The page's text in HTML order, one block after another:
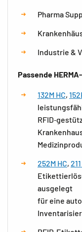
Pharma
Industrie &
Passende
132M HC,
252M HC,
ausgelegt
für eine